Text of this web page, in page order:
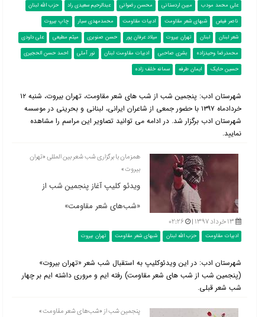
علی محمد مودب مبین اردستانی محسن رضوانی عبدالرحیم سعیدی راد
حزب الله لبنان
ناصر فیض
شبهای شعر مقاومت ادبیات مقاومت محمدمهدی سیار
چاپ بیروت
شعر لبنان
لبنان تهران بیروت میلاد عرفان پور حسن صنوبری میثم مطیعی
علی داودی
محمدرضا وحیدزاده
بشری صاحبی ادبیات مقاومت لبنان نور آملی
احمد حسن الحجیری
حسین حایک
ایمان طرفه سمانه خلف‌ زاده
شهرستان ادب: پنجمین شب از شب های شعر مقاومت، تهران بیروت، شنبه ۱۲
خردادماه ۱۳۹۷ با حضور جمعی از شاعران ایرانی، لبنانی و بحرینی در موسسه
شهرستان ادب برگزار شد. در ادامه می توانید تصاویر این مراسم را مشاهده
نمایید.
همزمان با برگزاری شب شعر بین المللی «تهران
بیروت»
ویدئو کلیپ آغاز پنجمین شب از
«شب‌های شعر مقاومت»
۱۳ خرداد ۱۳۹۷ | ۰۲:۲۶
ادبیات مقاومت حزب الله لبنان شبهای شعر مقاومت تهران بیروت
شهرستان ادب: در این ویدئوکلیپ به استقبال شب شعر «تهران بیروت»
(پنجمین شب از شب های شعر مقاومت) رفته ایم و مروری داشته ایم بر چهار
شب شعر قبلی.
پنجمین شب از «شب‌های شعر مقاومت»